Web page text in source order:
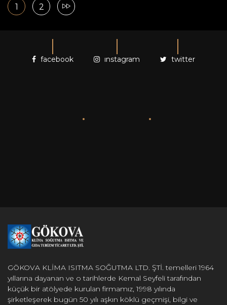
1 2
facebook instagram twitter
GÖKOVA KLİMA ISITMA SOĞUTMA LTD. ŞTİ. temelleri 1964
yıllarına dayanan ve o tarihlerde Kemal Seyfeli tarafından
küçük bir atölyede kurulan firmamız, 1998 yılında
şirketleşerek bugün 50 yılı aşkın köklü geçmişi, bilgi ve